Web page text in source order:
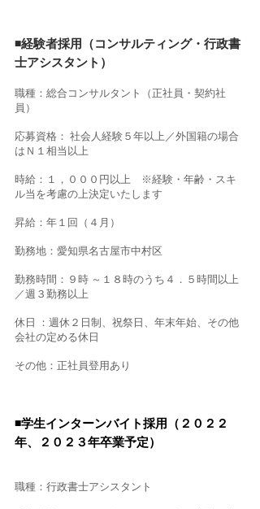
◾️経験者採用（コンサルティング・行政書
士アシスタント）
職種：総合コンサルタント（正社員・契約社
員）
応募資格： 社会人経験５年以上／外国籍の場合
は Ｎ１相当以上
時給：１，０００円以上 ※経験・年齢・スキ
ル当を考慮の上決定いたします
昇給：年１回（４月）
勤務地：愛知県名古屋市中村区
勤務時間：９時 ～１８時のうち４．５時間以上
／週３勤務以上
休日 ：週休２日制、祝祭日、年末年始、その他
会社の定める休日
その他：正社員登用あり
◾️学生インターンバイト採用（ ２０２２
年、２０２３年卒業予定）
職種：行政書士アシスタント